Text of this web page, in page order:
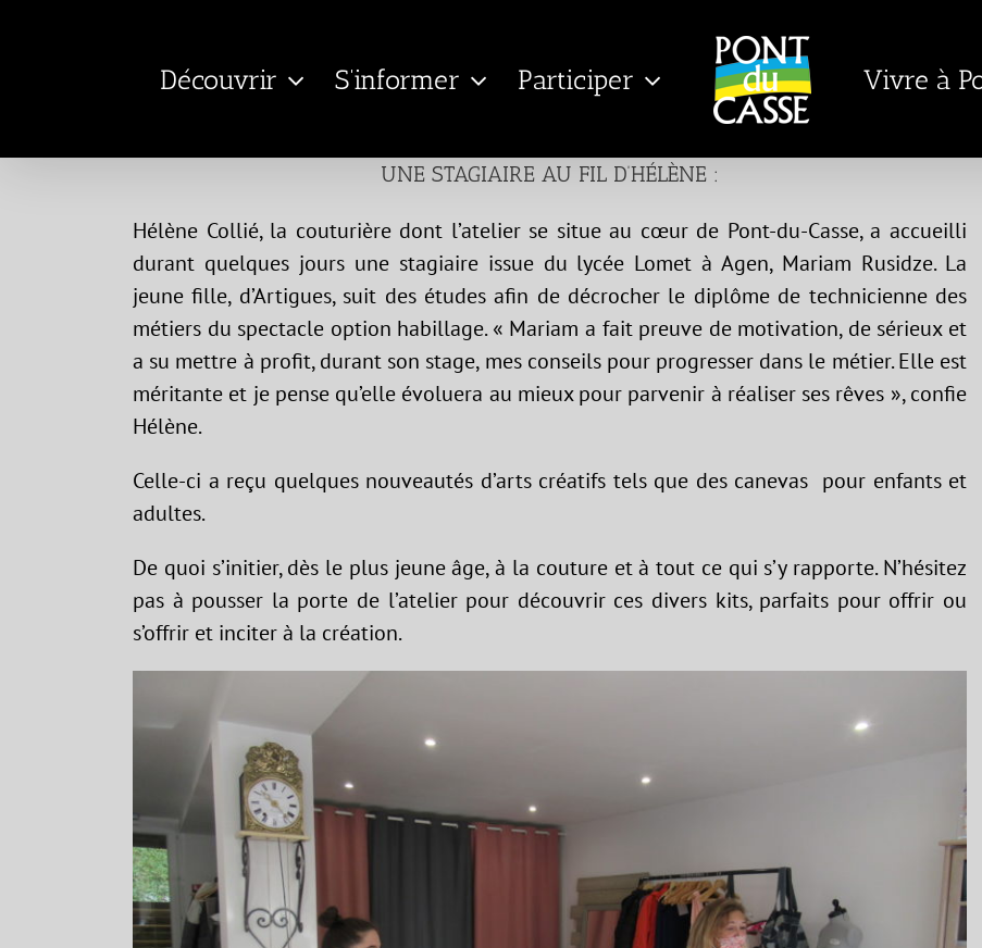
Découvrir S’informer Participer Vivre à
UNE STAGIAIRE AU FIL D’HÉLÈNE :
Hélène Collié, la couturière dont l’atelier se situe au cœur de Pont-du-Casse, a accueilli
durant quelques jours une stagiaire issue du lycée Lomet à Agen, Mariam Rusidze. La
jeune fille, d’Artigues, suit des études afin de décrocher le diplôme de technicienne des
métiers du spectacle option habillage. « Mariam a fait preuve de motivation, de sérieux et
a su mettre à profit, durant son stage, mes conseils pour progresser dans le métier. Elle est
méritante et je pense qu’elle évoluera au mieux pour parvenir à réaliser ses rêves », confie
Hélène.
Celle-ci a reçu quelques nouveautés d’arts créatifs tels que des canevas pour enfants et
adultes.
De quoi s’initier, dès le plus jeune âge, à la couture et à tout ce qui s’y rapporte. N’hésitez
pas à pousser la porte de l’atelier pour découvrir ces divers kits, parfaits pour offrir ou
s’offrir et inciter à la création.